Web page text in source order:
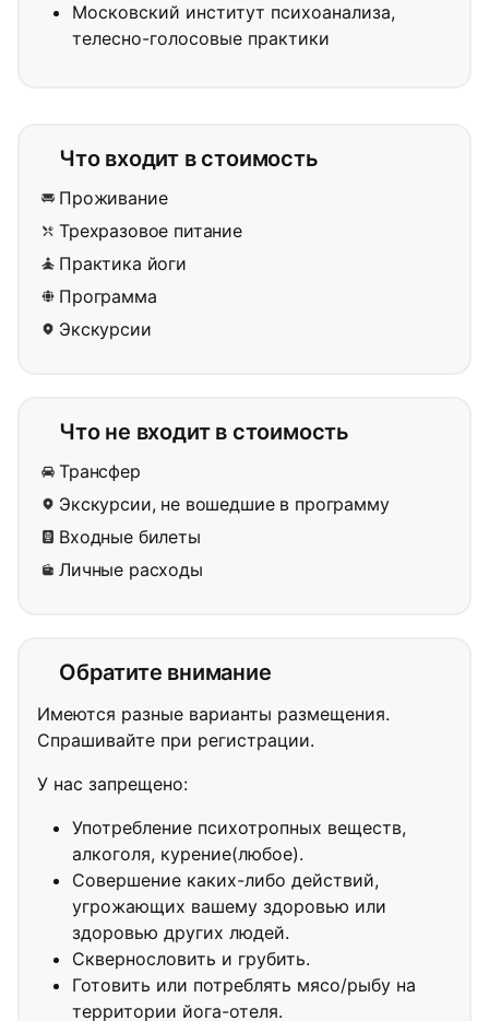
Московский институт психоанализа,
телесно-голосовые практики
Что входит в стоимость
Проживание
Трехразовое питание
Практика йоги
Программа
Экскурсии
Что не входит в стоимость
Трансфер
Экскурсии, не вошедшие в программу
Входные билеты
Личные расходы
Обратите внимание
Имеются разные варианты размещения.
Спрашивайте при регистрации.
У нас запрещено:
Употребление психотропных веществ,
алкоголя, курение(любое).
Совершение каких-либо действий,
угрожающих вашему здоровью или
здоровью других людей.
Сквернословить и грубить.
Готовить или потреблять мясо/рыбу на
территории йога-отеля.